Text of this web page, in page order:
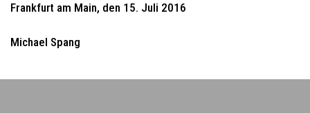
Frankfurt am Main, den 15. Juli 2016
Michael Spang